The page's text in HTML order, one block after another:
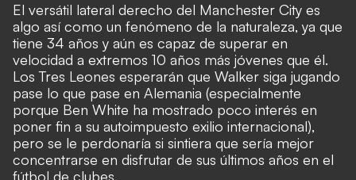
El versátil lateral derecho del Manchester City es
algo así como un fenómeno de la naturaleza, ya que
tiene 34 años y aún es capaz de superar en
velocidad a extremos 10 años más jóvenes que él.
Los Tres Leones esperarán que Walker siga jugando
pase lo que pase en Alemania (especialmente
porque Ben White ha mostrado poco interés en
poner fin a su autoimpuesto exilio internacional),
pero se le perdonaría si sintiera que sería mejor
concentrarse en disfrutar de sus últimos años en el
fútbol de clubes.